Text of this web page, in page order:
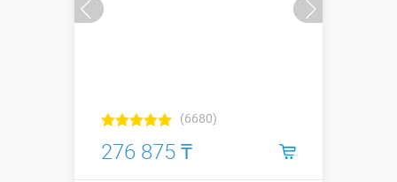
(6680)
276 875 ₸